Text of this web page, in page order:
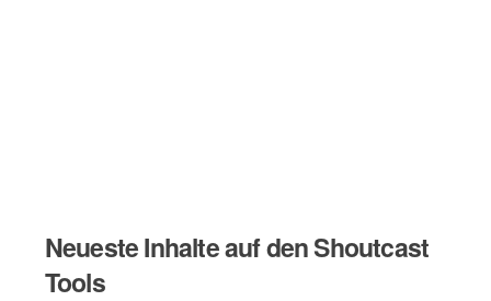
Neueste Inhalte auf den Shoutcast
Tools